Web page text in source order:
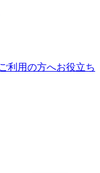
利用の方へお役立ち